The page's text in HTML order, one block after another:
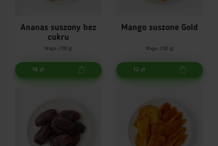
Ananas suszony bez
cukru
Waga: (100 g)
16 zł
Mango suszone Gold
Waga: (100 g)
12 zł